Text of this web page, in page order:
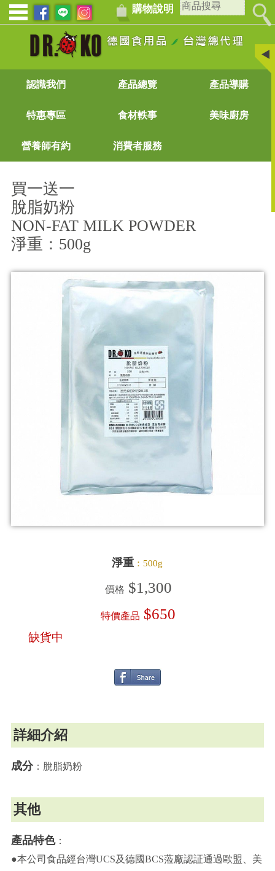
購物說明
認識我們 產品總覽 產品導購
特惠專區 食材軼事 美味廚房
營養師有約 消費者服務
買一送一
脫脂奶粉
NON-FAT MILK POWDER
淨重：500g
淨重 ：500g
價格 $1,300
特價產品 $650
缺貨中
詳細介紹
成分：脫脂奶粉
其他
產品特色：
●本公司食品經台灣UCS及德國BCS蒞廠認証通過歐盟、美